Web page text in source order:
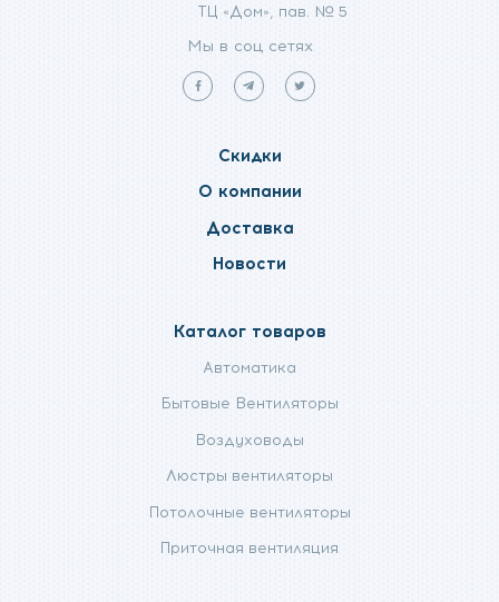
ТЦ «Дом», пав. № 5
Мы в соц сетях
Мы
facebook
Мы
telegram
Мы
Скидки
О компании
Доставка
Новости
Каталог товаров
Автоматика
Бытовые Вентиляторы
Воздуховоды
Люстры вентиляторы
Потолочные вентиляторы
Приточная вентиляция